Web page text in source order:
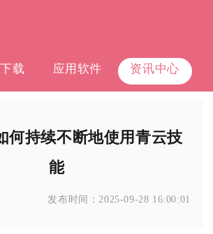
载 应用软件 资讯中心
何持续不断地使用青云技
能
发布时间： 2025-09-28 16:00:01